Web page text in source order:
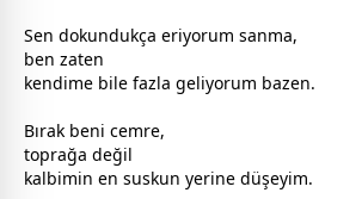
Sen dokundukça eriyorum sanma,
ben zaten
kendime bile fazla geliyorum bazen.
Bırak beni cemre,
toprağa değil
kalbimin en suskun yerine düşeyim.